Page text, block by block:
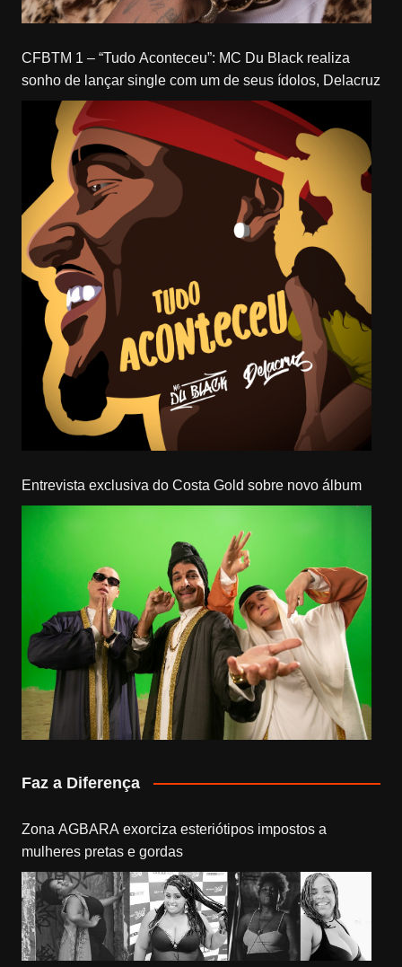
CFBTM 1 – “Tudo Aconteceu”: MC Du Black realiza
sonho de lançar single com um de seus ídolos, Delacruz
Entrevista exclusiva do Costa Gold sobre novo álbum
Faz a Diferença
Zona AGBARA exorciza esteriótipos impostos a
mulheres pretas e gordas